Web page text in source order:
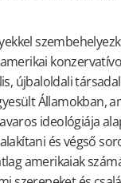
újbaloldali
Államokban,
ideológiája
és végső
amerikaiak